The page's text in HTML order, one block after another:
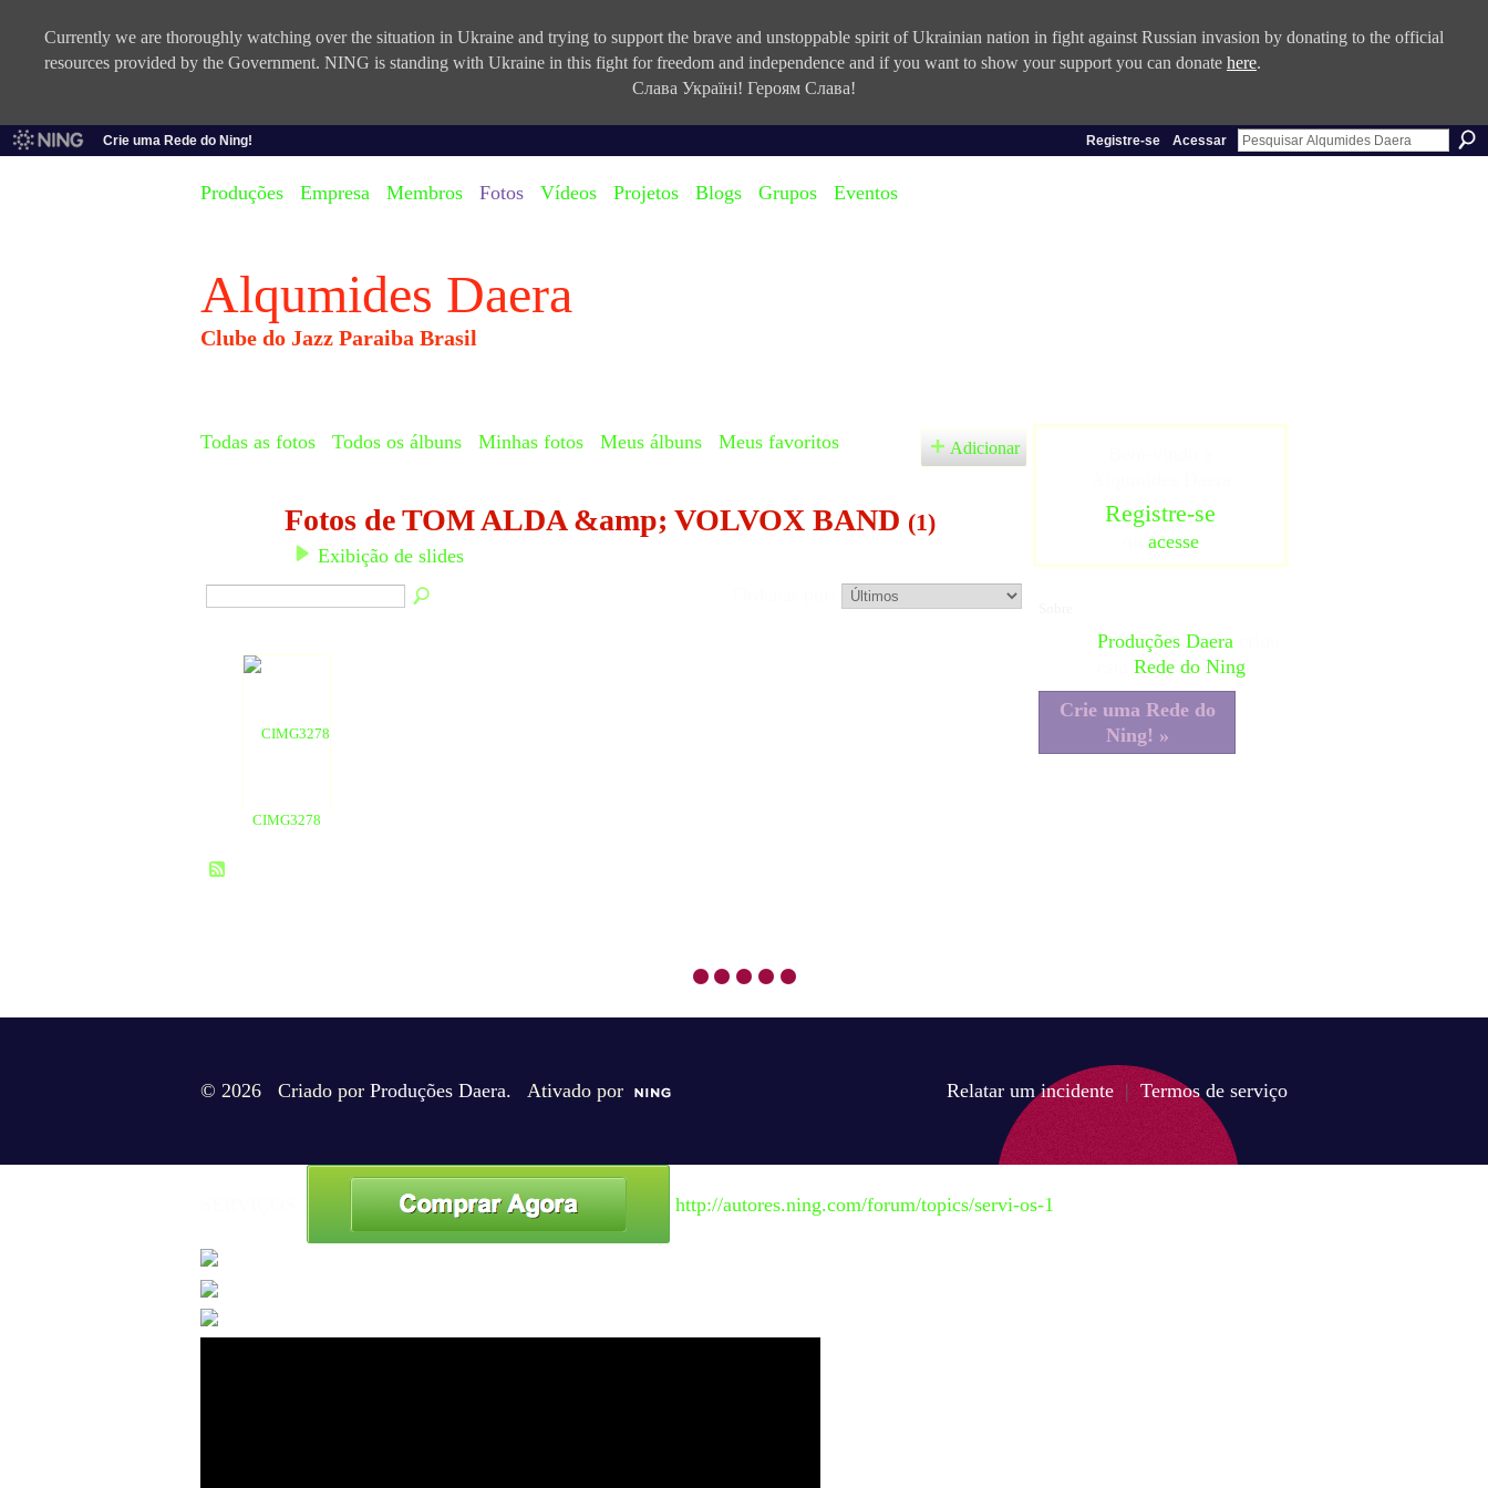
Currently we are thoroughly watching over the situation in Ukraine and trying to support the brave and unstoppable spirit of Ukrainian nation in fight against Russian invasion by donating to the official
resources provided by the Government. NING is standing with Ukraine in this fight for freedom and independence and if you want to show your support you can donate here.
Слава Україні! Героям Слава!
Crie uma Rede do Ning! Registre-se Acessar
Produções Empresa Membros Fotos Vídeos Projetos Blogs Grupos Eventos
Alqumides Daera
Clube do Jazz Paraiba Brasil
Todas as fotos Todos os álbuns Minhas fotos Meus álbuns Meus favoritos Adicionar
Fotos de TOM ALDA &amp; VOLVOX BAND (1)
Exibição de slides
CIMG3278
Registre-se
acesse
Produções Daera
Rede do Ning
Crie uma Rede do
Ning! »
© 2026 Criado por Produções Daera. Ativado por Relatar um incidente | Termos de serviço
http://autores.ning.com/forum/topics/servi-os-1